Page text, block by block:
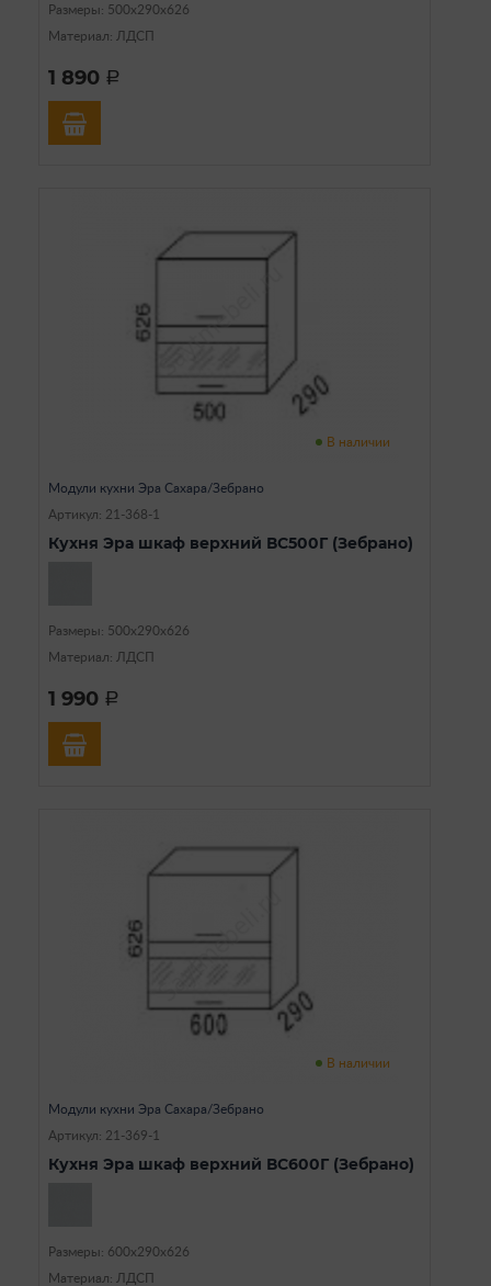
Размеры: 500х290х626
Материал: ЛДСП
1 890 a
В наличии
Модули кухни Эра Сахара/Зебрано
Артикул: 21-368-1
Кухня Эра шкаф верхний ВС500Г (Зебрано)
Размеры: 500х290х626
Материал: ЛДСП
1 990 a
В наличии
Модули кухни Эра Сахара/Зебрано
Артикул: 21-369-1
Кухня Эра шкаф верхний ВС600Г (Зебрано)
Размеры: 600х290х626
Материал: ЛДСП